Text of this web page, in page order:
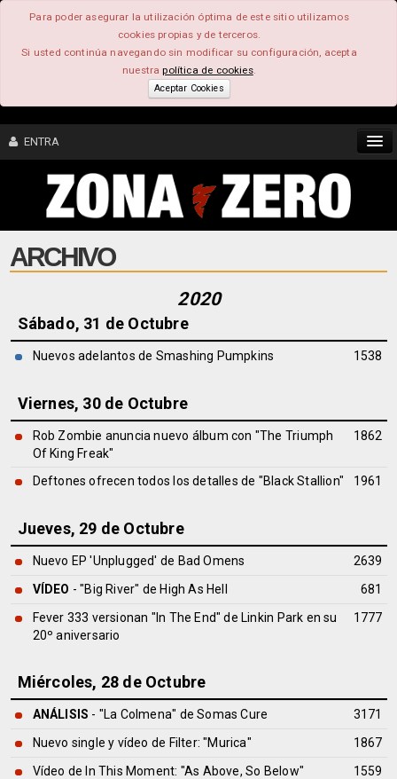
Para poder asegurar la utilización óptima de este sitio utilizamos
cookies propias y de terceros.
Si usted continúa navegando sin modificar su configuración, acepta
nuestrapolítica de cookies.
Aceptar Cookies
ENTRA
CONTENIDO
COMUNIDAD
FOROS
ARCHIVO
2020
Sábado, 31 de Octubre
Nuevos adelantos de Smashing Pumpkins 1538
Viernes, 30 de Octubre
Rob Zombie anuncia nuevo álbum con "The Triumph
Of King Freak"
1862
Deftones ofrecen todos los detalles de "Black Stallion" 1961
Jueves, 29 de Octubre
Nuevo EP 'Unplugged' de Bad Omens
2639
VÍDEO - "Big River" de High As Hell
681
Fever 333 versionan "In The End" de Linkin Park en su
20º aniversario
1777
Miércoles, 28 de Octubre
ANÁLISIS - "La Colmena" deSomas Cure
3171
Nuevo single y vídeo de Filter: "Murica"
1867
Vídeo de In This Moment: "As Above, So Below"
1559